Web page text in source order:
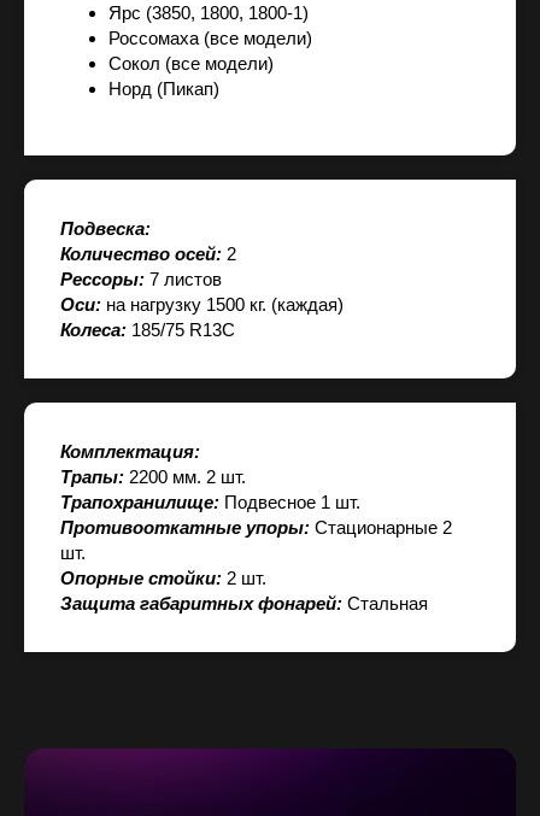
Ярс (3850, 1800, 1800-1)
Россомаха (все модели)
Сокол (все модели)
Норд (Пикап)
Подвеска:
Количество осей: 2
Рессоры: 7 листов
Оси: на нагрузку 1500 кг. (каждая)
Колеса: 185/75 R13C
Комплектация:
Трапы: 2200 мм. 2 шт.
Трапохранилище: Подвесное 1 шт.
Противооткатные упоры: Стационарные 2
шт.
Опорные стойки: 2 шт.
Защита габаритных фонарей: Стальная